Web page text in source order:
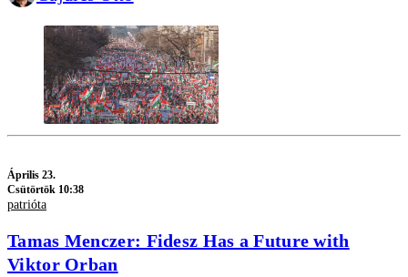
Április 23.
Csütörtök 10:38
patrióta
Tamas Menczer: Fidesz Has a Future with
Viktor Orban